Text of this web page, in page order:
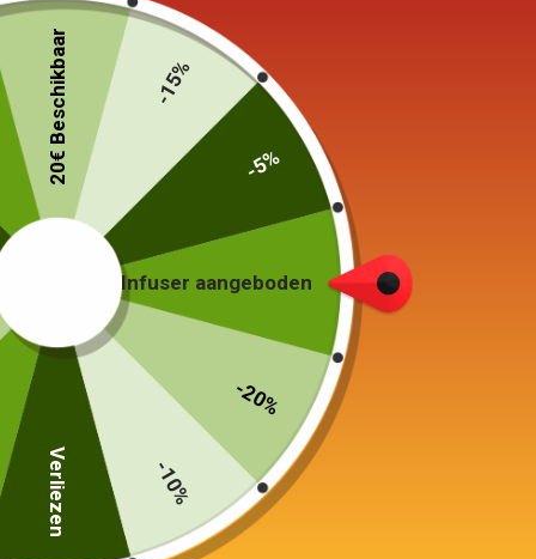
Kleine Japanse theepot
Vintage 200ml
19 in voorraad
In winkelwagen
Infuser aangeboden
-20%
-10%
Verliezen
20€ Beschikbaar -15%
-5%